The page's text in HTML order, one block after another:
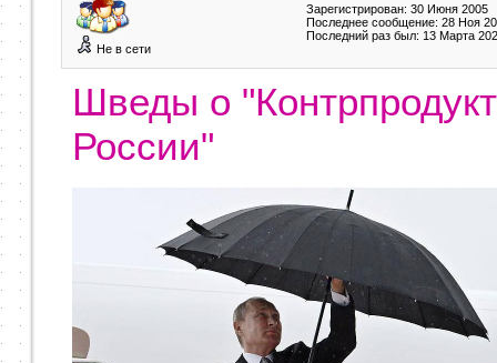
Не в сети
Зарегистрирован: 30 Июня 2005
Последнее сообщение: 28 Ноя
Последний раз был: 13 Марта
Шведы о
России"